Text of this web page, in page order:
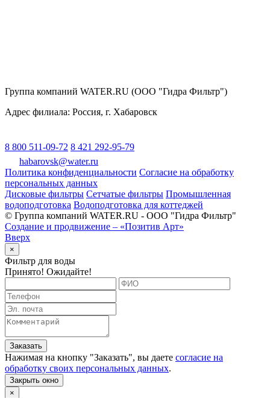
Группа компаний WATER.RU (ООО "Гидра Фильтр")
Адрес филиала: Россия, г. Хабаровск
8 800 511-09-72 8 421 292-95-79
habarovsk@water.ru
Политика конфиденциальности Согласие на обработку
персональных данных
Дисковые фильтры Сетчатые фильтры Промышленная
водоподготовка Водоподготовка для коттеджей
© Группа компаний WATER.RU - ООО "Гидра Фильтр"
Создание и продвижение – «Позитив Арт»
Вверх
×
Фильтр для воды
Принято! Ожидайте!
Заказать
Нажимая на кнопку "Заказать", вы даете согласие на
обработку своих персональных данных.
Закрыть окно
×